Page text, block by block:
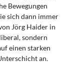
Bewegungen
sich dann immer
Jörg Haider in
sondern
einen starken
an.